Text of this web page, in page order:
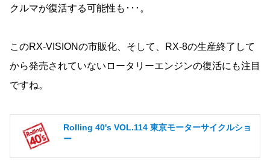
クルマが復活する可能性も･･･。
このRX-VISIONの市販化、そして、RX-8の生産終了して
から発売されていないロータリーエンジンの復活にも注目
ですね。
Rolling 40's VOL.114 東京モーターサイクルショ
ー